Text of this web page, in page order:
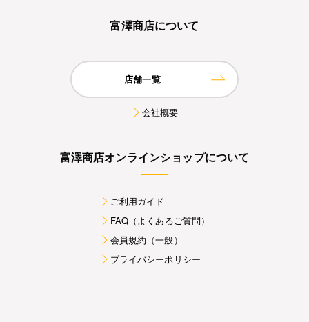
富澤商店について
店舗一覧
会社概要
富澤商店オンラインショップについて
ご利用ガイド
FAQ（よくあるご質問）
会員規約（一般）
プライバシーポリシー